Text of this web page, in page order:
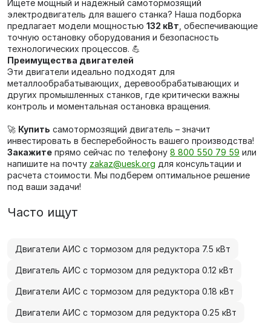
Ищете мощный и надежный самотормозящий
электродвигатель для вашего станка? Наша подборка
предлагает модели мощностью 132 кВт , обеспечивающие
точную остановку оборудования и безопасность
технологических процессов. 💪
Преимущества двигателей
Эти двигатели идеально подходят для
металлообрабатывающих, деревообрабатывающих и
других промышленных станков, где критически важны
контроль и моментальная остановка вращения.
🚀 Купить самотормозящий двигатель – значит
инвестировать в бесперебойность вашего производства!
Закажите прямо сейчас по телефону 8 800 550 79 59 или
напишите на почту zakaz@uesk.org для консультации и
расчета стоимости. Мы подберем оптимальное решение
под ваши задачи!
Часто ищут
Двигатели АИС с тормозом для редуктора 7.5 кВт
Двигатель АИС с тормозом для редуктора 0.12 кВт
Двигатели АИС с тормозом для редуктора 0.18 кВт
Двигатели АИС с тормозом для редуктора 0.25 кВт